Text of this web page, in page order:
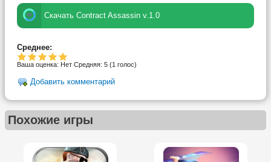
Скачать Contract Assassin v.1.0
Среднее:
Ваша оценка: Нет Средняя: 5 (1 голос)
Добавить комментарий
Похожие игры